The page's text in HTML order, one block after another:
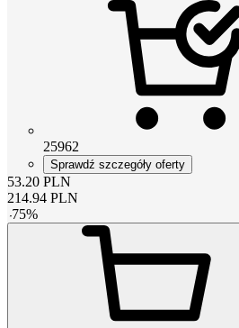
25962
Sprawdź szczegóły oferty
53.20 PLN
214.94 PLN
-75%